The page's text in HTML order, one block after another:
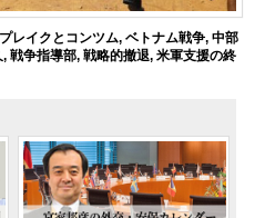
プレイクとコンツム, ベトナム戦争, 中部
,戦争指導部,戦略的撤退,米軍支援の終